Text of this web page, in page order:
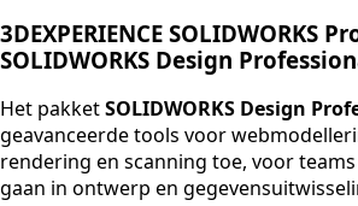
3DEXPERIENCE SOLIDWORKS
SOLIDWORKS Design
Het pakketSOLIDWORKS Design
geavanceerde tools voor
rendering en scanning toe, voor
gaan in ontwerp en